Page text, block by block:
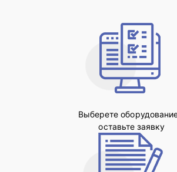
Выберете
оставьте заявку